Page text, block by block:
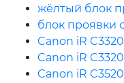
жёлтый блок
блок проявки
Canon iR C3320
Canon iR
Canon iR